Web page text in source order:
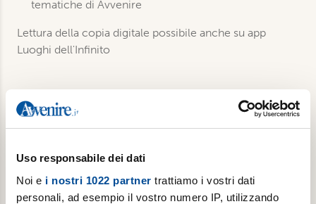
Uso responsabile dei dati
Noi e i nostri 1022 partner trattiamo i vostri dati
personali, ad esempio il vostro numero IP, utilizzando
tematiche di Avvenire
Lettura della copia digitale possibile anche su app
Luoghi dell'Infinito
Prodotti correlati